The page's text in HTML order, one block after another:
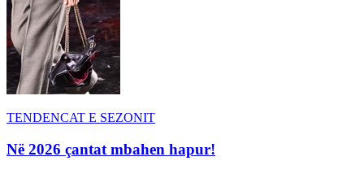
TENDENCAT E SEZONIT
Në 2026 çantat mbahen hapur!